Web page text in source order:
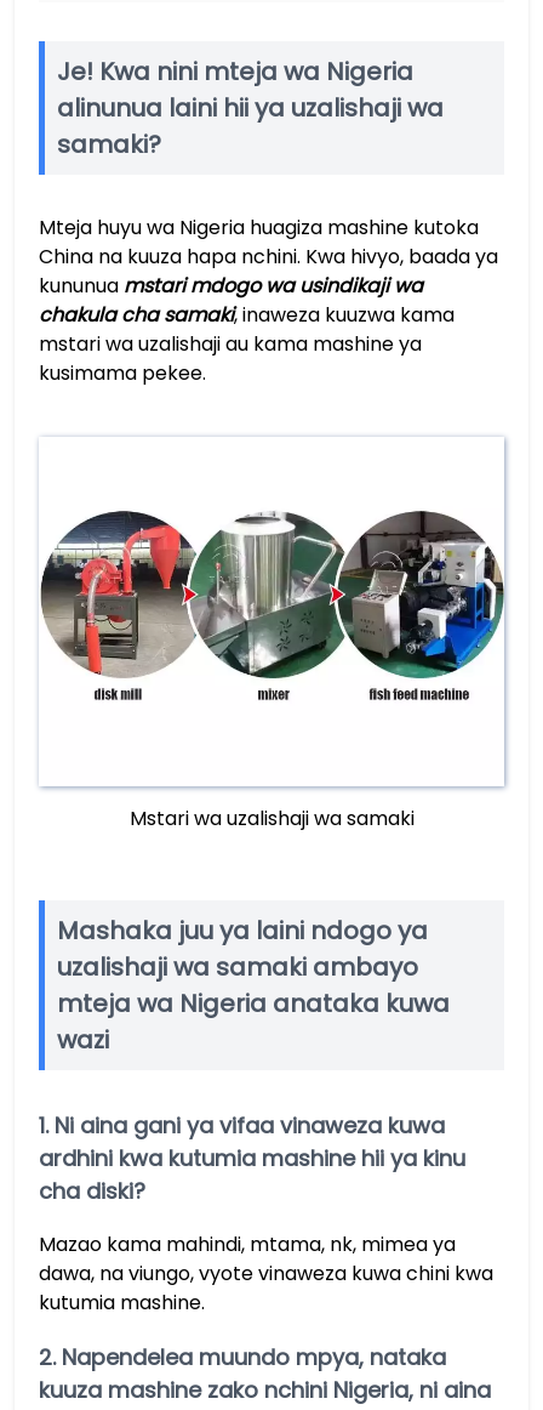
Je! Kwa nini mteja wa Nigeria
alinunua laini hii ya uzalishaji wa
samaki?
Mteja huyu wa Nigeria huagiza mashine kutoka
China na kuuza hapa nchini. Kwa hivyo, baada ya
kununua mstari mdogo wa usindikaji wa
chakula cha samaki, inaweza kuuzwa kama
mstari wa uzalishaji au kama mashine ya
kusimama pekee.
Mstari wa uzalishaji wa samaki
Mashaka juu ya laini ndogo ya
uzalishaji wa samaki ambayo
mteja wa Nigeria anataka kuwa
wazi
1. Ni aina gani ya vifaa vinaweza kuwa
ardhini kwa kutumia mashine hii ya kinu
cha diski?
Mazao kama mahindi, mtama, nk, mimea ya
dawa, na viungo, vyote vinaweza kuwa chini kwa
kutumia mashine.
2. Napendelea muundo mpya, nataka
kuuza mashine zako nchini Nigeria, ni aina